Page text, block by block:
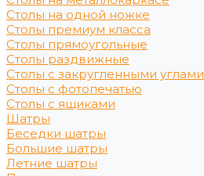
Столы на одной ножке
Столы премиум класса
Столы прямоугольные
Столы раздвижные
Столы с закругленными углами
Столы с фотопечатью
Столы с ящиками
Шатры
Беседки шатры
Большие шатры
Летние шатры